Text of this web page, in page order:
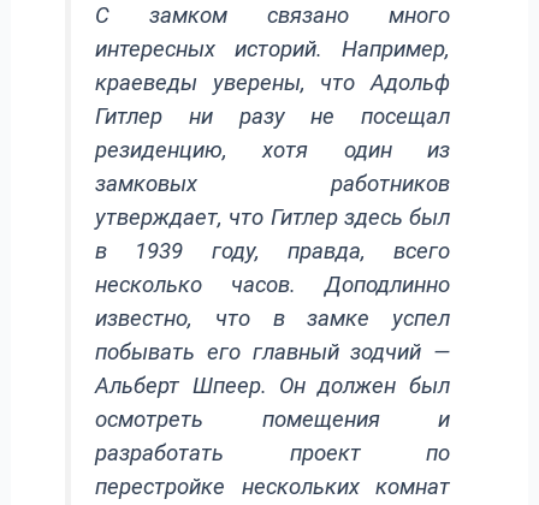
С замком связано много
интересных историй. Например,
краеведы уверены, что Адольф
Гитлер ни разу не посещал
резиденцию, хотя один из
замковых работников
утверждает, что Гитлер здесь был
в 1939 году, правда, всего
несколько часов. Доподлинно
известно, что в замке успел
побывать его главный зодчий —
Альберт Шпеер. Он должен был
осмотреть помещения и
разработать проект по
перестройке нескольких комнат